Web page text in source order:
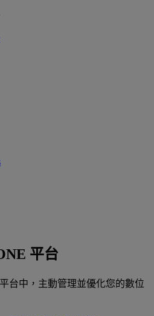
平台
台中，主動管理並優化您的數位